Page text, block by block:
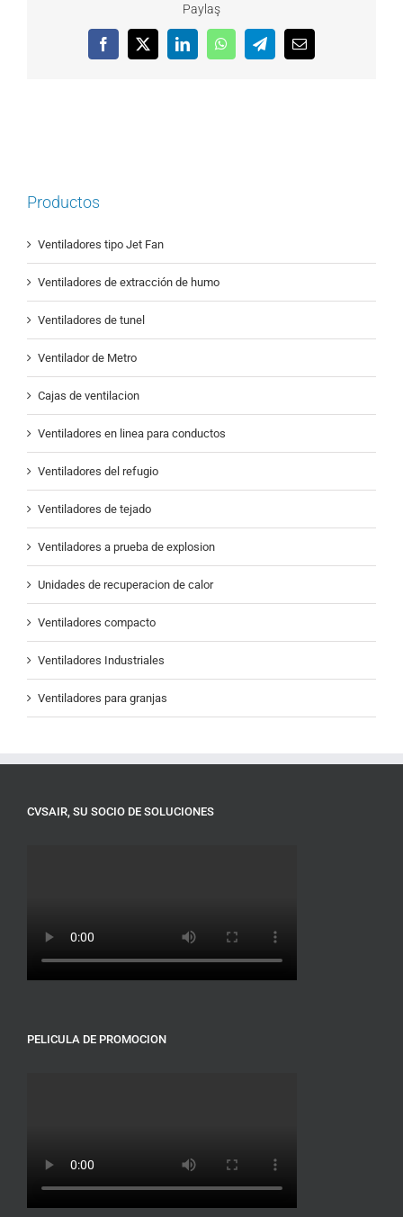
Paylaş
Facebook
X LinkedInWhatsAppTelegramEmail
Productos
Ventiladores tipo Jet Fan
Ventiladores de extracción de humo
Ventiladores de tunel
Ventilador de Metro
Cajas de ventilacion
Ventiladores en linea para conductos
Ventiladores del refugio
Ventiladores de tejado
Ventiladores a prueba de explosion
Unidades de recuperacion de calor
Ventiladores compacto
Ventiladores Industriales
Ventiladores para granjas
CVSAIR, SU SOCIO DE SOLUCIONES
PELICULA DE PROMOCION